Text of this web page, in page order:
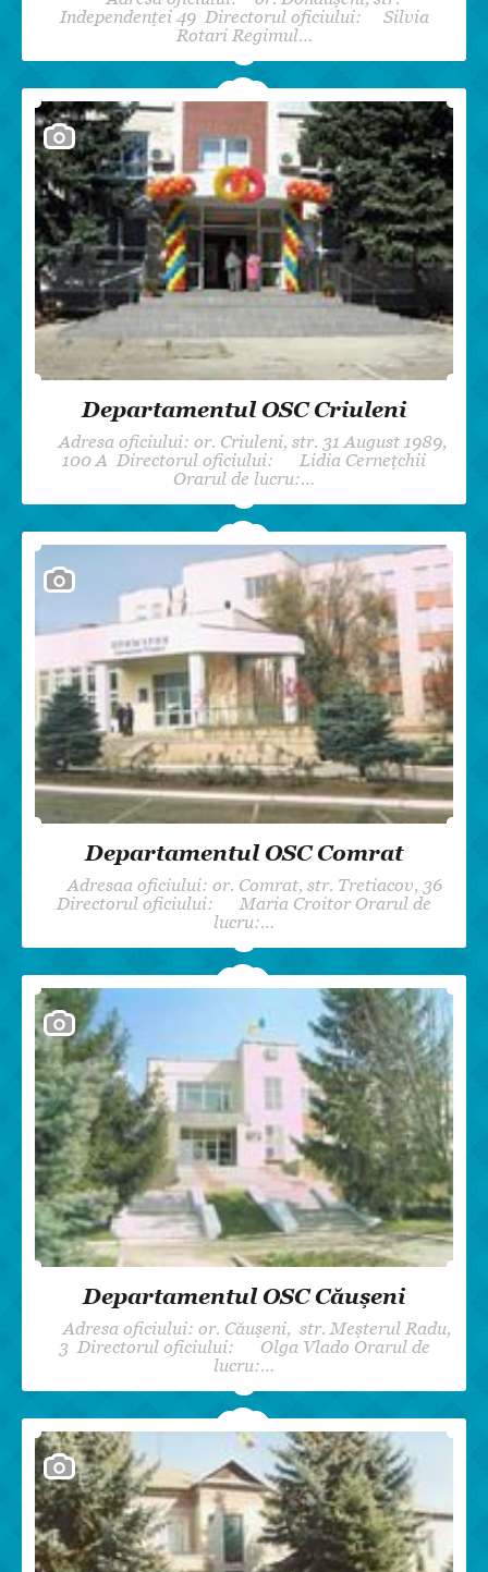
Independenței 49 Directorul oficiului: Silvia
Rotari Regimul…
Departamentul OSC Criuleni
Adresa oficiului: or. Criuleni, str. 31 August 1989,
100 A Directorul oficiului: Lidia Cernețchii
Orarul de lucru:…
Departamentul OSC Comrat
Adresaa oficiului: or. Comrat, str. Tretiacov, 36
Directorul oficiului: Maria Croitor Orarul de
lucru:…
Departamentul OSC Căușeni
Adresa oficiului: or. Căușeni, str. Meșterul Radu,
3 Directorul oficiului: Olga Vlado Orarul de
lucru:…